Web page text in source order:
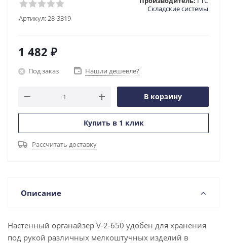
Артикул:28-3319
Складские системы
1 482 ₽
Под заказ Нашли дешевле?
В корзину
Купить в 1 клик
Рассчитать доставку
Описание
Настенный органайзер V-2-650 удобен для хранения
под рукой различных мелкоштучных изделий в